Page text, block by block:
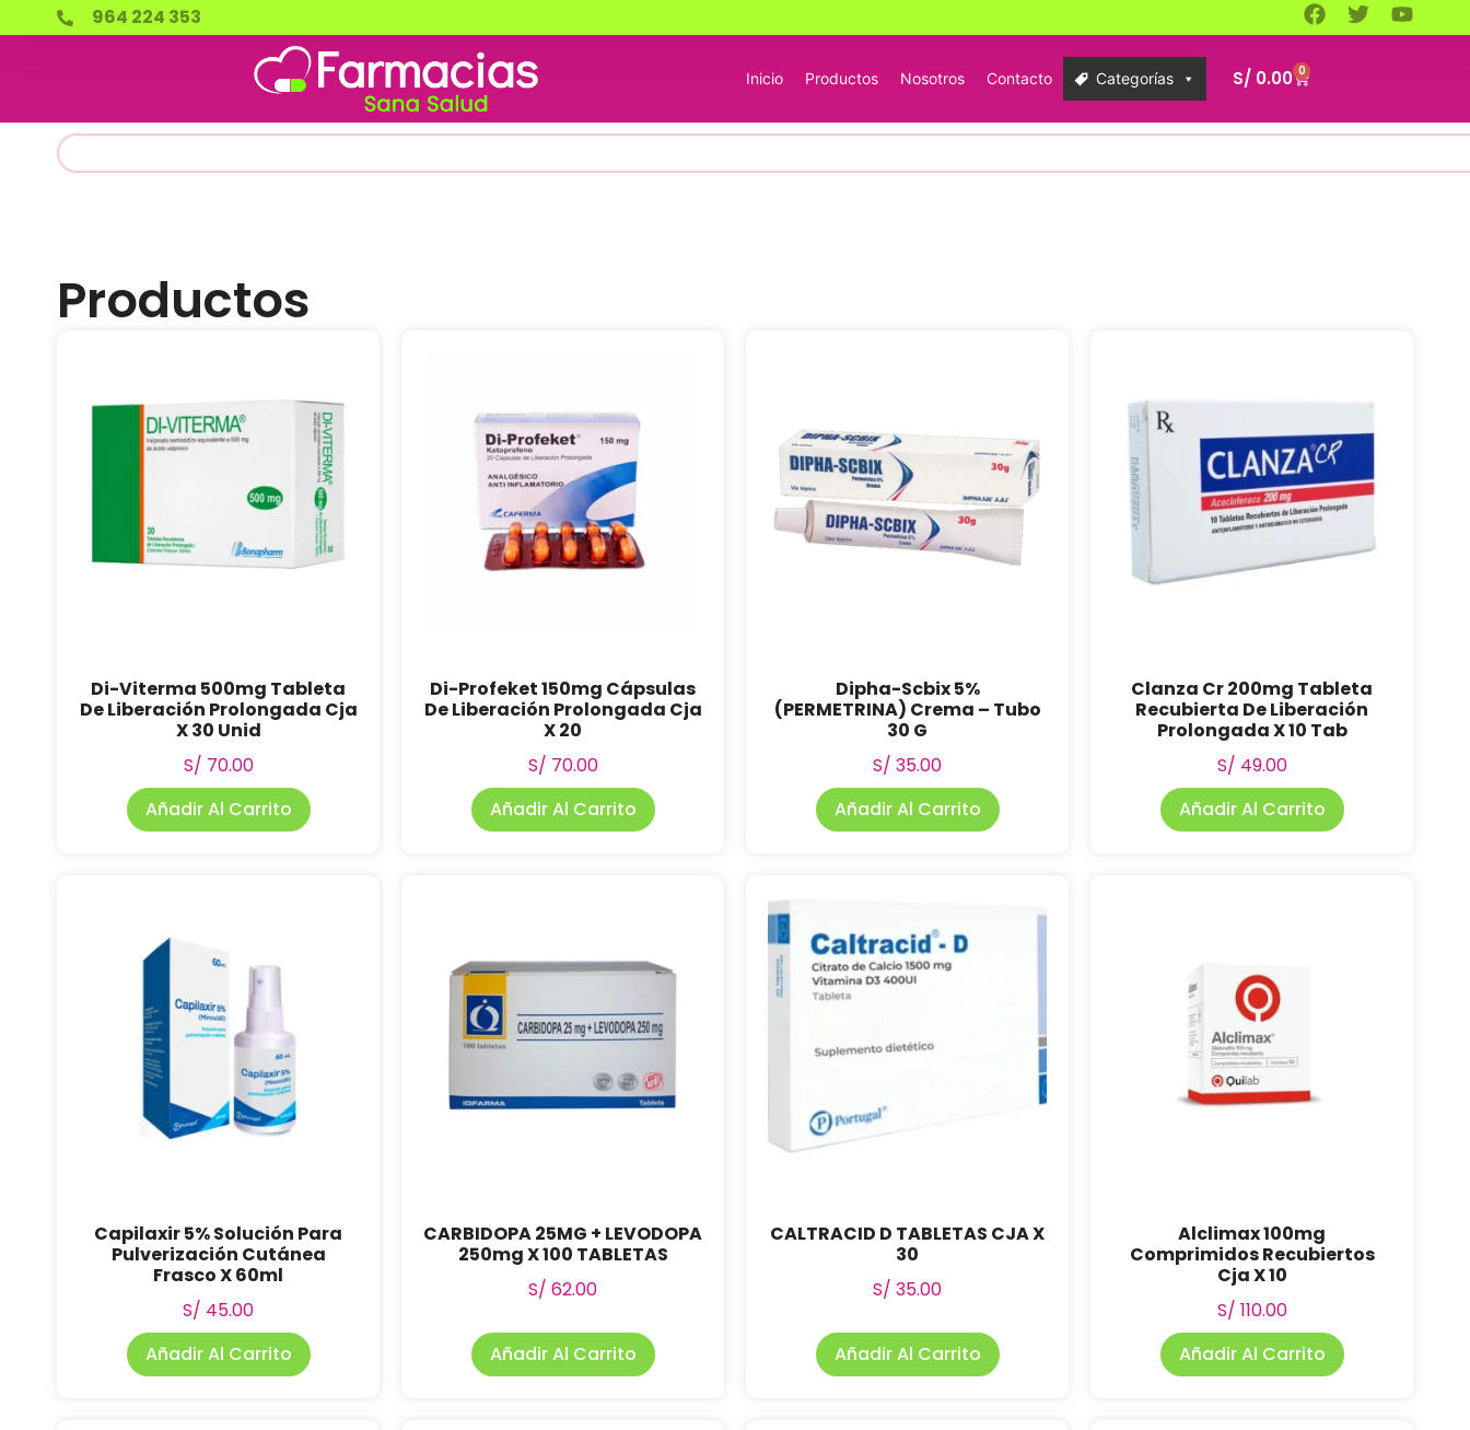
964 224 353
Inicio Productos Nosotros Contacto Categorías S/ 0.00 0
Productos
Di-Viterma 500mg Tableta
De Liberación Prolongada Cja
X 30 Unid
S/ 70.00
Añadir Al Carrito
Di-Profeket 150mg Cápsulas
De Liberación Prolongada Cja
X 20
S/ 70.00
Añadir Al Carrito
Dipha-Scbix 5%
(PERMETRINA) Crema – Tubo
30 G
S/ 35.00
Añadir Al Carrito
Clanza Cr 200mg Tableta
Recubierta De Liberación
Prolongada X 10 Tab
S/ 49.00
Añadir Al Carrito
Capilaxir 5% Solución Para
Pulverización Cutánea
Frasco X 60ml
S/ 45.00
Añadir Al Carrito
CARBIDOPA 25MG + LEVODOPA
250mg X 100 TABLETAS
S/ 62.00
Añadir Al Carrito
CALTRACID D TABLETAS CJA X
30
S/ 35.00
Añadir Al Carrito
Alclimax 100mg
Comprimidos Recubiertos
Cja X 10
S/ 110.00
Añadir Al Carrito